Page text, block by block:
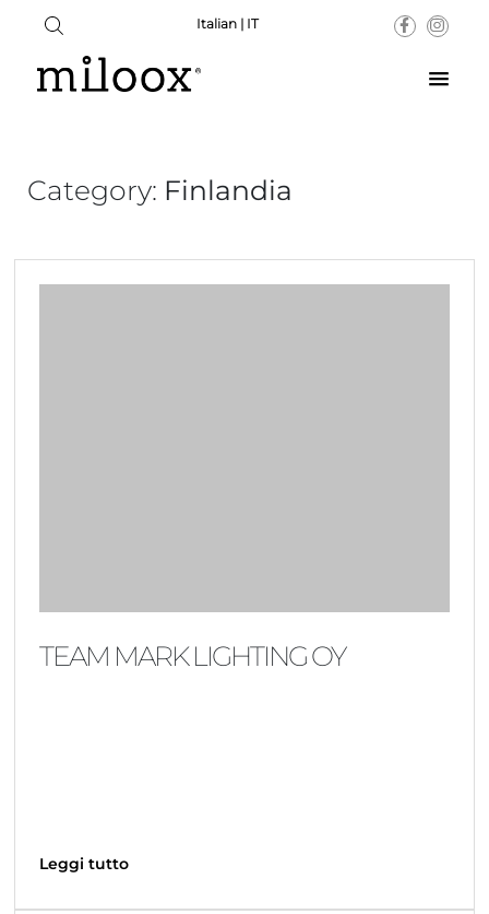
Italian | IT
Category: Finlandia
TEAM MARK LIGHTING OY
Leggi tutto